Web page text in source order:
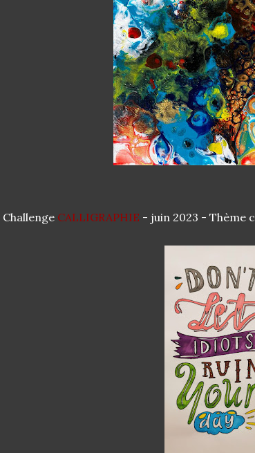
Challenge CALLIGRAPHIE - juin 2023 - Thème